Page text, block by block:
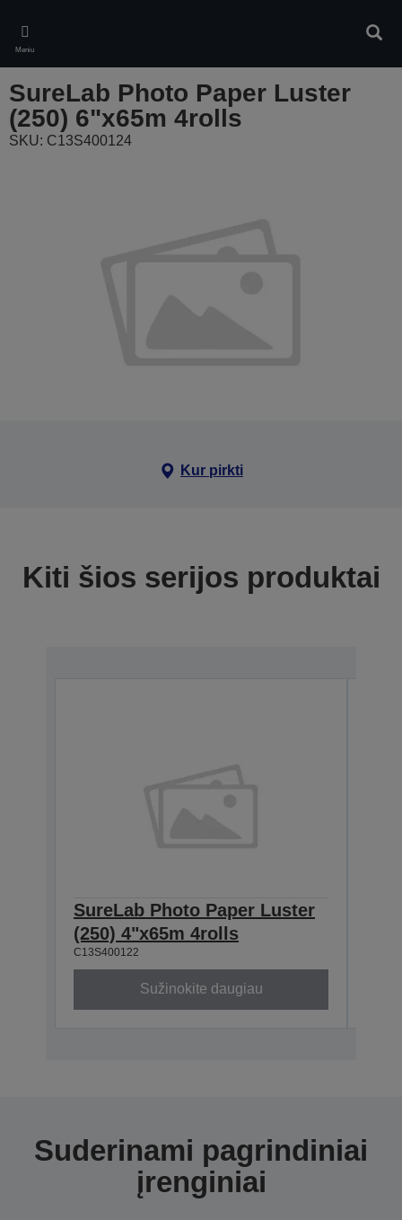
main
content
Meniu
SureLab Photo Paper Luster
(250) 6"x65m 4rolls
SKU: C13S400124
Kur pirkti
Kiti šios serijos produktai
SureLab Photo Paper Luster
(250) 4"x65m 4rolls
C13S400122
Sužinokite daugiau
Suderinami pagrindiniai
įrenginiai